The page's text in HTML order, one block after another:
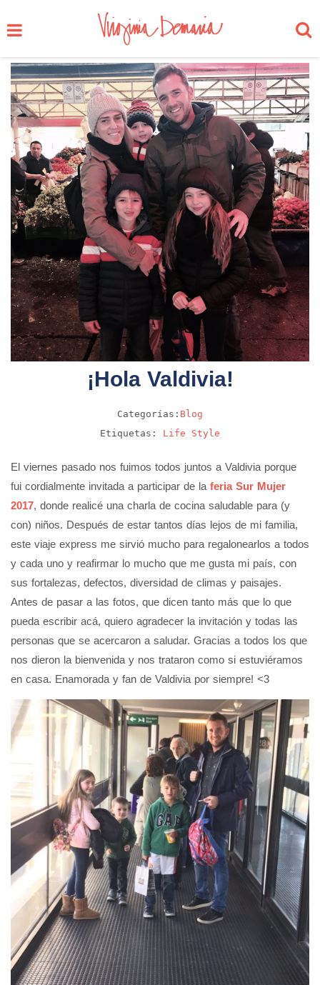
¡Hola Valdivia!
Categorías: Blog
Etiquetas: Life Style
El viernes pasado nos fuimos todos juntos a Valdivia porque
fui cordialmente invitada a participar de la feria Sur Mujer
2017, donde realicé una charla de cocina saludable para (y
con) niños. Después de estar tantos días lejos de mi familia,
este viaje express me sirvió mucho para regalonearlos a todos
y cada uno y reafirmar lo mucho que me gusta mi país, con
sus fortalezas, defectos, diversidad de climas y paisajes.
Antes de pasar a las fotos, que dicen tanto más que lo que
pueda escribir acá, quiero agradecer la invitación y todas las
personas que se acercaron a saludar. Gracias a todos los que
nos dieron la bienvenida y nos trataron como si estuviéramos
en casa. Enamorada y fan de Valdivia por siempre! <3